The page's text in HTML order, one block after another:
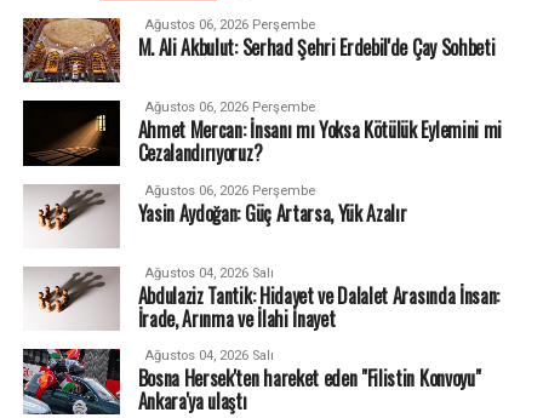
Ağustos 06, 2026 Perşembe
M. Ali Akbulut: Serhad Şehri Erdebil'de Çay Sohbeti
Ağustos 06, 2026 Perşembe
Ahmet Mercan: İnsanı mı Yoksa Kötülük Eylemini mi
Cezalandırıyoruz?
Ağustos 06, 2026 Perşembe
Yasin Aydoğan: Güç Artarsa, Yük Azalır
Ağustos 04, 2026 Salı
Abdulaziz Tantik: Hidayet ve Dalalet Arasında İnsan:
İrade, Arınma ve İlahi İnayet
Ağustos 04, 2026 Salı
Bosna Hersek'ten hareket eden "Filistin Konvoyu"
Ankara'ya ulaştı